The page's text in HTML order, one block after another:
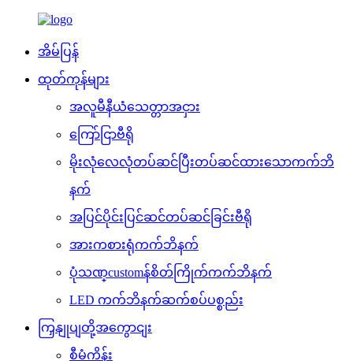
အိမ်ပြန်
ထုတ်ကုန်များ
အလူမီနီယံသေတ္တာအငှား
ကြော်ငြာဗီရို
မိုးလုံလေလုံတပ်ဆင်ပြီးတပ်ဆင်ထားသောကက်ဘိ
နက်
အပြင်ပိုင်းပြင်ဆင်တပ်ဆင်ခြင်းဗီရို
အားကစားရုံကက်ဘိနက်
ပုံသဏ္customန်စိတ်ကြိုက်ကက်ဘိနက်
LED ကက်ဘိနက်ဆက်စပ်ပစ္စည်း
ကြှနျုပျတို့အကွောငျး
စီမံကိန်း